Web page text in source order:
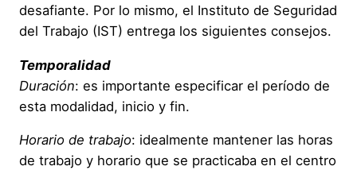
desafiante. Por lo mismo, el Instituto de Seguridad
del Trabajo (IST) entrega los siguientes consejos.
Temporalidad
Duración: es importante especificar el período de
esta modalidad, inicio y fin.
Horario de trabajo: idealmente mantener las horas
de trabajo y horario que se practicaba en el centro